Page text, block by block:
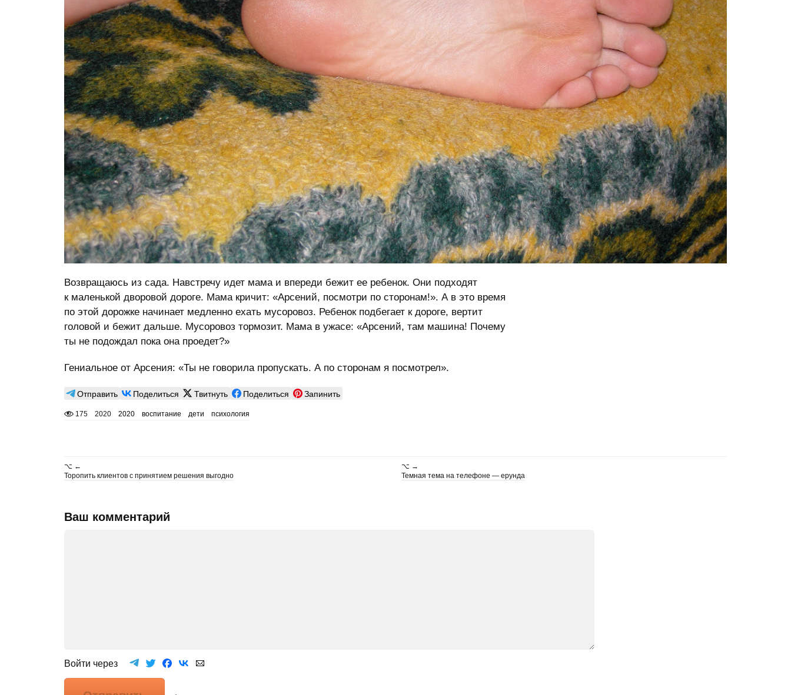
Возвращаюсь из сада. Навстречу идет мама и впереди бежит ее ребенок. Они подходят
к маленькой дворовой дороге. Мама кричит: «Арсений, посмотри по сторонам!». А в это время
по этой дорожке начинает медленно ехать мусоровоз. Ребенок подбегает к дороге, вертит
головой и бежит дальше. Мусоровоз тормозит. Мама в ужасе: «Арсений, там машина! Почему
ты не подождал пока она проедет?»
Гениальное от Арсения: «Ты не говорила пропускать. А по сторонам я посмотрел».
Отправить Поделиться Твитнуть Поделиться Запинить
175 2020 2020 воспитание дети психология
⌥ ←
Торопить клиентов с принятием решения выгодно
⌥ →
Темная тема на телефоне — ерунда
Ваш комментарий
Войти через